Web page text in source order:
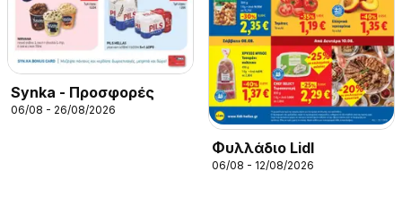
Synka - Προσφορές
06/08 - 26/08/2026
Φυλλάδιο Lidl
06/08 - 12/08/2026